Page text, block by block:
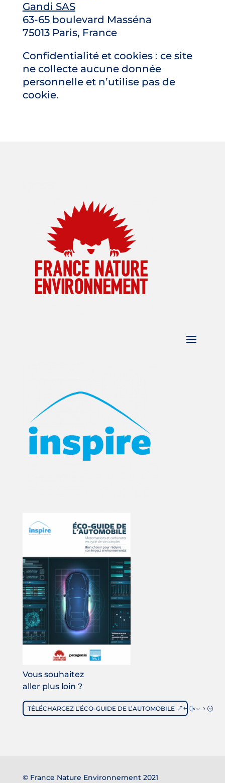
Gandi SAS
63-65 boulevard Masséna
75013 Paris, France
Confidentialité et cookies : ce site
ne collecte aucune donnée
personnelle et n’utilise pas de
cookie.
Vous souhaitez
aller plus loin ?
TÉLÉCHARGEZ L’ÉCO-GUIDE DE L’AUTOMOBILE
© France Nature Environnement 2021